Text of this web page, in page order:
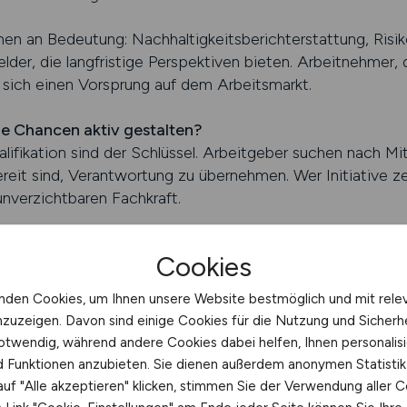
an Bedeutung: Nachhaltigkeitsberichterstattung,
die langfristige Perspektiven bieten.
einen Vorsprung auf dem Arbeitsmarkt.
Chancen aktiv gestalten?
sind der Schlüssel. Arbeitgeber suchen nach
sind, Verantwortung zu übernehmen. Wer Initiative
Fachkraft.
und mittelständische Unternehmen. Dort sind
vielseitige Einblicke ermöglicht. Die beste Jobbörse für
welche Arbeitgeber auf engagierte Fachkräfte
finden
Jobfinder für
Cookies
Cookies, um Ihnen unsere Website bestmöglich und mit
Davon sind einige Cookies für die Nutzung und
während andere Cookies dabei helfen, Ihnen
Funktionen anzubieten. Sie dienen außerdem anonymen
"Alle akzeptieren" klicken, stimmen Sie der Verwendung aller